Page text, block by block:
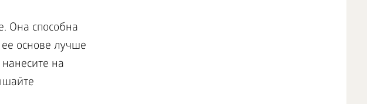
Она способна
основе лучше
на